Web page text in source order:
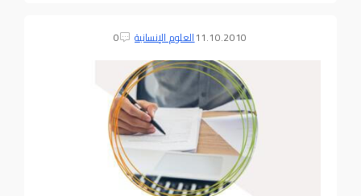
11.10.2010العلوم الإنسانية 0